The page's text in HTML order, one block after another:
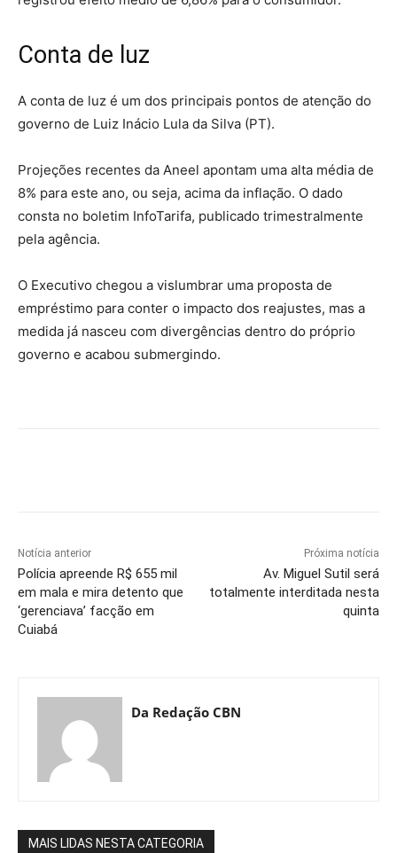
Conta de luz
A conta de luz é um dos principais pontos de atenção do
governo de Luiz Inácio Lula da Silva (PT).
Projeções recentes da Aneel apontam uma alta média de
8% para este ano, ou seja, acima da inflação. O dado
consta no boletim InfoTarifa, publicado trimestralmente
pela agência.
O Executivo chegou a vislumbrar uma proposta de
empréstimo para conter o impacto dos reajustes, mas a
medida já nasceu com divergências dentro do próprio
governo e acabou submergindo.
Notícia anterior
Polícia apreende R$ 655 mil
em mala e mira detento que
‘gerenciava’ facção em
Cuiabá
Próxima notícia
Av. Miguel Sutil será
totalmente interditada nesta
quinta
Da Redação CBN
MAIS LIDAS NESTA CATEGORIA